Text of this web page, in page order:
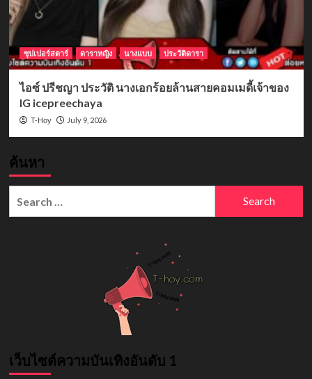
ซุปเปอร์สตาร์ ดาราหญิง นางแบบ ประวัติดารา
ไอซ์ ปรีชญา ประวัติ นางเอกร้อยล้านสายคอมเมดี้เจ้าของ
IG icepreechaya
T-Hoy July 9, 2026
ค้นหา
เว็บไซต์ความบันเทิงอันดับ 1